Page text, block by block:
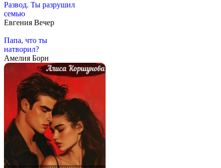
Развод. Ты разрушил
семью
Евгения Вечер
Папа, что ты
натворил?
Амелия Борн